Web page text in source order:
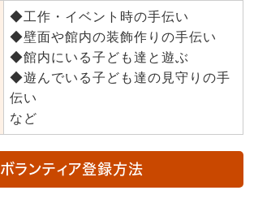
◆工作・イベント時の手伝い
◆壁面や館内の装飾作りの手伝い
◆館内にいる子ども達と遊ぶ
◆遊んでいる子ども達の見守りの手
伝い
など
ボランティア登録方法